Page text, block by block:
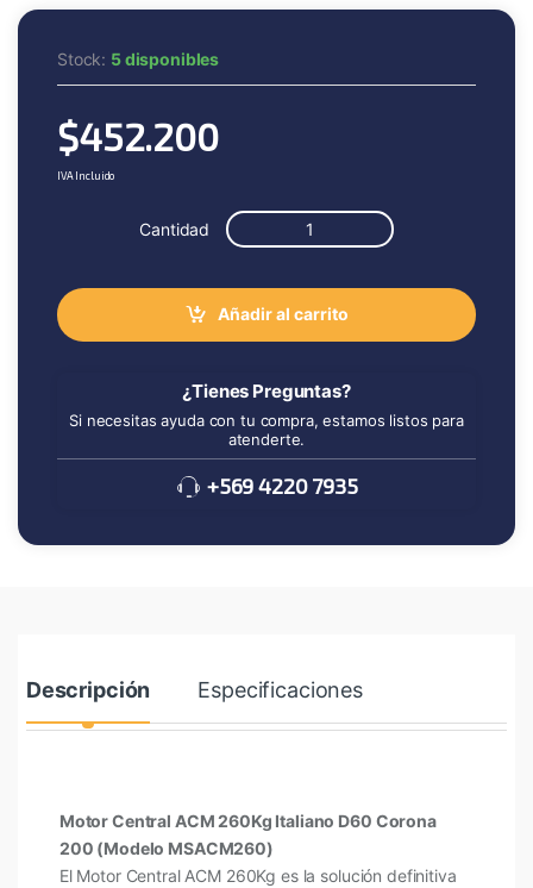
Stock: 5 disponibles
$452.200
IVA Incluido
Cantidad
Añadir al carrito
¿Tienes Preguntas?
Si necesitas ayuda con tu compra, estamos listos para
atenderte.
+569 4220 7935
Descripción Especificaciones
Motor Central ACM 260Kg Italiano D60 Corona
200 (Modelo MSACM260)
El Motor Central ACM 260Kg es la solución definitiva